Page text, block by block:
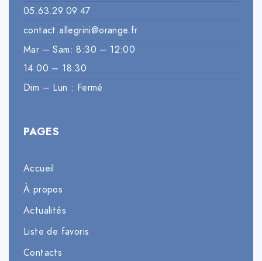
05.63.29.09.47
contact.allegrini@orange.fr
Mar – Sam: 8:30 – 12:00
14:00 – 18:30
Dim – Lun : Fermé
PAGES
Accueil
À propos
Actualités
Liste de favoris
Contacts